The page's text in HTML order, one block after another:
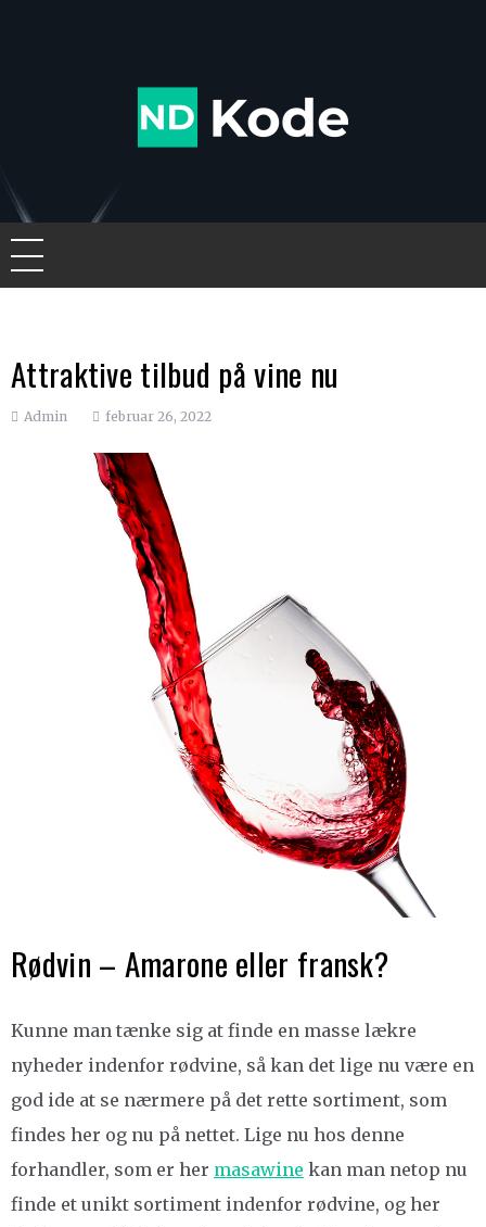
Attraktive tilbud på vine nu
Admin februar 26, 2022
Rødvin – Amarone eller fransk?
Kunne man tænke sig at finde en masse lækre
nyheder indenfor rødvine, så kan det lige nu være en
god ide at se nærmere på det rette sortiment, som
findes her og nu på nettet. Lige nu hos denne
forhandler, som er her masawine kan man netop nu
finde et unikt sortiment indenfor rødvine, og her